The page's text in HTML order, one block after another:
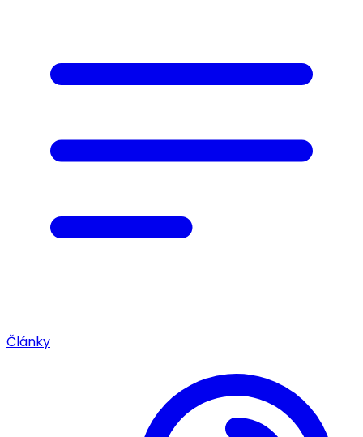
Články